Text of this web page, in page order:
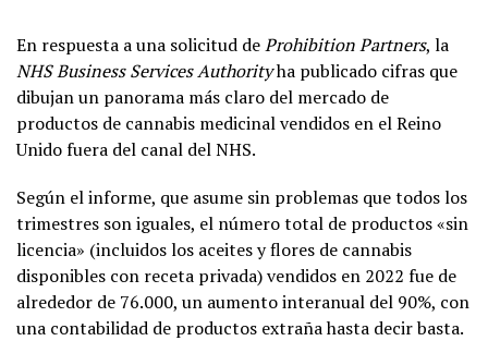
En respuesta a una solicitud deProhibition Partners, la
NHS Business Services Authorityha publicado cifras que
dibujan un panorama más claro del mercado de
productos de cannabis medicinal vendidos en el Reino
Unido fuera del canal del NHS.
Según el informe, que asume sin problemas que todos los
trimestres son iguales, el número total de productos «sin
licencia» (incluidos los aceites y flores de cannabis
disponibles con receta privada) vendidos en 2022 fue de
alrededor de 76.000, un aumento interanual del 90%, con
una contabilidad de productos extraña hasta decir basta.